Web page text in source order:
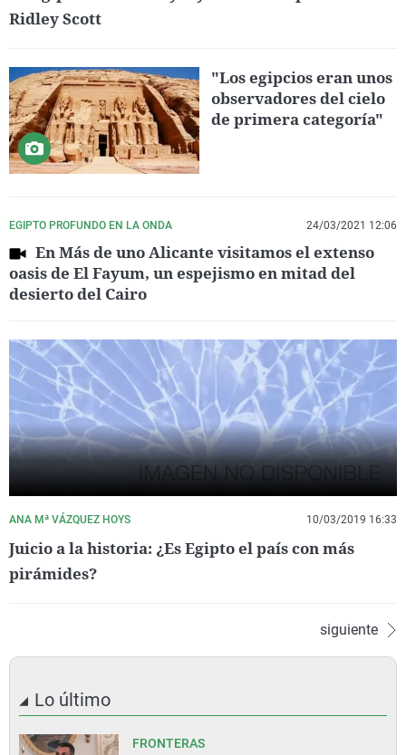
Ridley Scott
"Los egipcios eran unos
observadores del cielo
de primera categoría"
EGIPTO PROFUNDO EN LA ONDA 24/03/2021 12:06
En Más de uno Alicante visitamos el extenso
oasis de El Fayum, un espejismo en mitad del
desierto del Cairo
ANA Mª VÁZQUEZ HOYS 10/03/2019 16:33
Juicio a la historia: ¿Es Egipto el país con más
pirámides?
siguiente
Lo último
FRONTERAS